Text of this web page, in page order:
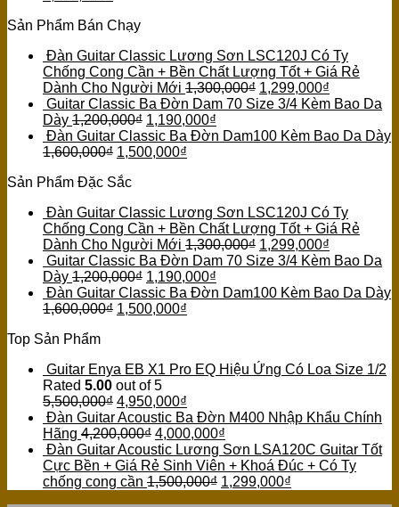
Sản Phẩm Bán Chạy
Đàn Guitar Classic Lương Sơn LSC120J Có Ty
Chống Cong Cần + Bền Chất Lượng Tốt + Giá Rẻ
Dành Cho Người Mới 1,300,000₫ 1,299,000₫
Guitar Classic Ba Đờn Dam 70 Size 3/4 Kèm Bao Da
Dày 1,200,000₫ 1,190,000₫
Đàn Guitar Classic Ba Đờn Dam100 Kèm Bao Da Dày
1,600,000₫ 1,500,000₫
Sản Phẩm Đặc Sắc
Đàn Guitar Classic Lương Sơn LSC120J Có Ty
Chống Cong Cần + Bền Chất Lượng Tốt + Giá Rẻ
Dành Cho Người Mới 1,300,000₫ 1,299,000₫
Guitar Classic Ba Đờn Dam 70 Size 3/4 Kèm Bao Da
Dày 1,200,000₫ 1,190,000₫
Đàn Guitar Classic Ba Đờn Dam100 Kèm Bao Da Dày
1,600,000₫ 1,500,000₫
Top Sản Phẩm
Guitar Enya EB X1 Pro EQ Hiệu Ứng Có Loa Size 1/2
Rated 5.00 out of 5
5,500,000₫ 4,950,000₫
Đàn Guitar Acoustic Ba Đờn M400 Nhập Khẩu Chính
Hãng 4,200,000₫ 4,000,000₫
Đàn Guitar Acoustic Lương Sơn LSA120C Guitar Tốt
Cực Bền + Giá Rẻ Sinh Viên + Khoá Đúc + Có Ty
chống cong cần 1,500,000₫ 1,299,000₫